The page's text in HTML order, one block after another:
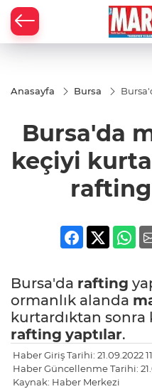
Anasayfa Bursa
rafting
Bursa'da
keçiyi
Bursa'da rafting
ormanlık alanda
kurtardıktan sonra
rafting yaptılar.
Haber Giriş Tarihi: 21.09.2022
Haber Güncellenme Tarihi:
Kaynak: Haber Merkezi